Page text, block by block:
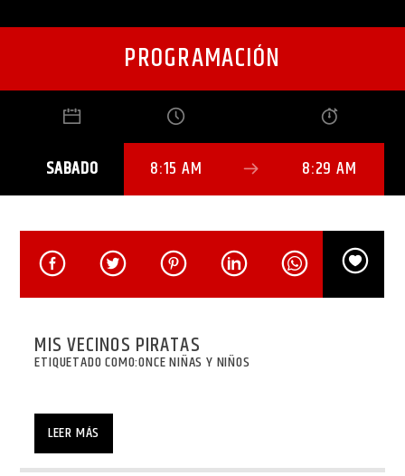
PROGRAMACIÓN
SABADO 8:15 AM 8:29 AM
MIS VECINOS PIRATAS
ETIQUETADO COMO:ONCE NIÑAS Y NIÑOS
LEER MÁS